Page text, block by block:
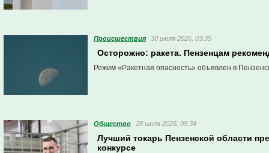
Проиcшествия 30 июля 2026, 03:35
Осторожно: ракета. Пензенцам
Режим «Ракетная опасность» объявлен в
Общество 28 июля 2026, 09:34
Лучший токарь Пензенской области
конкурсе